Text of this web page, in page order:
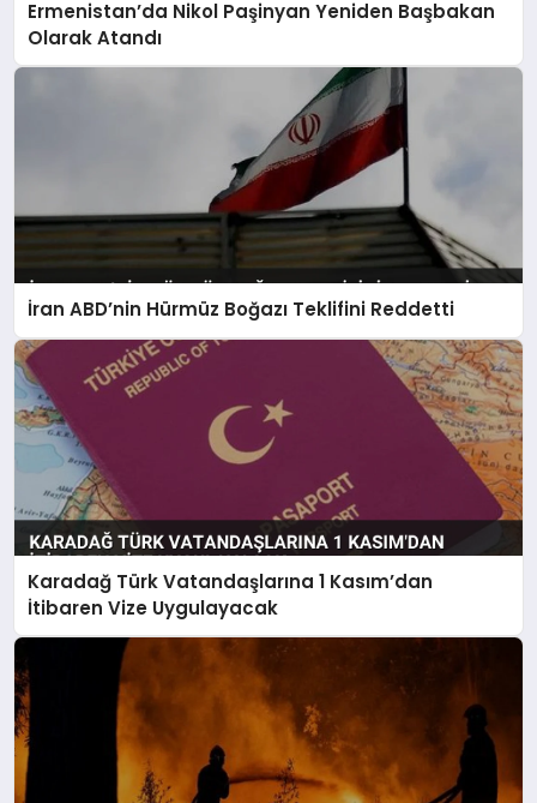
Ermenistan’da Nikol Paşinyan Yeniden Başbakan
Olarak Atandı
İran ABD’nin Hürmüz Boğazı Teklifini Reddetti
Karadağ Türk Vatandaşlarına 1 Kasım’dan
İtibaren Vize Uygulayacak